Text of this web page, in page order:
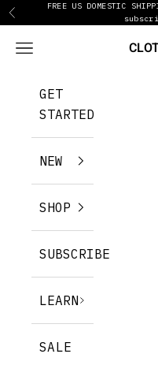
Zum Inhalt springen
Zurück
FREE US DOMESTIC
Menü
GET
STARTED
NEW
SHOP
SUBSCRIBE
LEARN
SALE